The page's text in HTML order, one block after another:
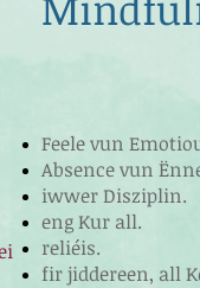
Feele vun
Absence vun
iwwer Disziplin.
eng Kur all.
reliéis.
fir jiddereen, all